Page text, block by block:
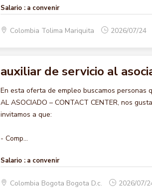
Salario : a convenir
Colombia Tolima Mariquita 2026/07/24
auxiliar de servicio al
En esta oferta de empleo buscamos personas
AL ASOCIADO – CONTACT CENTER, nos
invitamos a que:
- Comp...
Salario : a convenir
Colombia Bogota Bogota D.c. 2026/07/